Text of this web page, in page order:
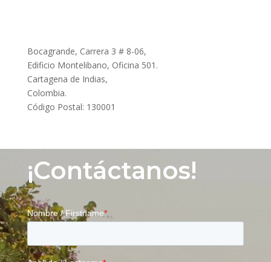
Bocagrande, Carrera 3 # 8-06,
Edificio Montelibano, Oficina 501.
Cartagena de Indias,
Colombia.
Código Postal: 130001
¡Contáctanos!